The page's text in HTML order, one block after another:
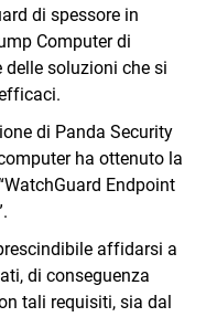
di spessore in
Computer di
delle soluzioni che si
di Panda Security
ha ottenuto la
Endpoint
affidarsi a
di conseguenza
tali requisiti, sia dal